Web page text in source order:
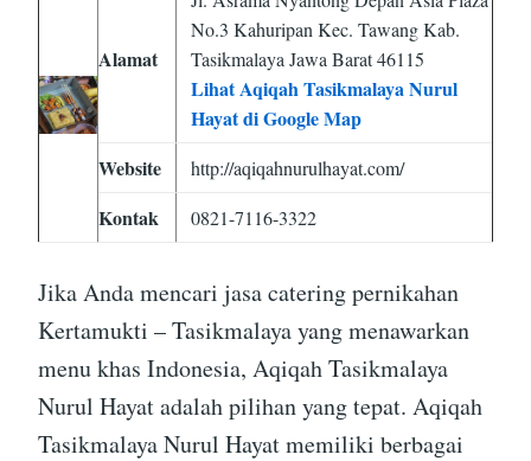
Alamat
No.3 Kahuripan Kec. Tawang Kab.
Tasikmalaya Jawa Barat 46115
Lihat Aqiqah Tasikmalaya Nurul
Hayat di Google Map
Website
http://aqiqahnurulhayat.com/
Kontak 0821-7116-3322
Jika Anda mencari jasa catering pernikahan
Kertamukti – Tasikmalaya yang menawarkan
menu khas Indonesia, Aqiqah Tasikmalaya
Nurul Hayat adalah pilihan yang tepat. Aqiqah
Tasikmalaya Nurul Hayat memiliki berbagai